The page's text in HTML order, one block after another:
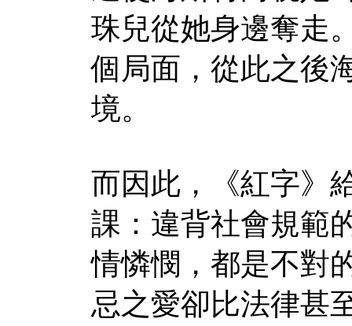
珠兒從她身邊奪走
個局面，從此之後
境。
而因此，《紅字》
課：違背社會規範
情憐憫，都是不對
忌之愛卻比法律甚